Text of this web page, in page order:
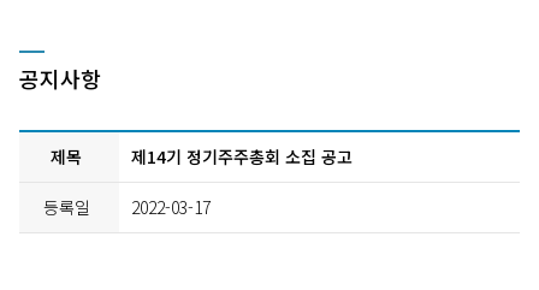
공지사항
제목 제14기 정기주주총회 소집 공고
등록일 2022-03-17